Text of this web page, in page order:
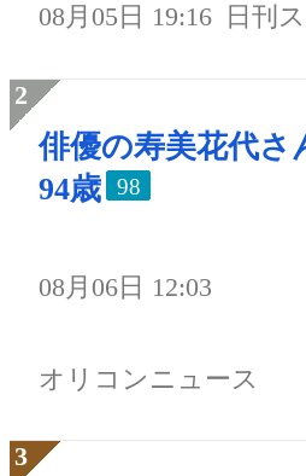
08月05日 19:16 日刊
俳優の寿美花代さ
94歳
98
08月06日 12:03
オリコンニュース